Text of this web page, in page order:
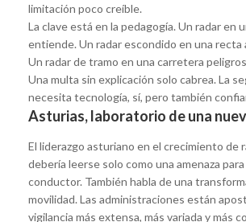
limitación poco creíble.
La clave está en la pedagogía. Un radar en
entiende. Un radar escondido en una recta
Un radar de tramo en una carretera
Una multa sin explicación solo cabrea. La
necesita tecnología, sí, pero también
Asturias, laboratorio de una
El liderazgo asturiano en el crecimiento de
debería leerse solo como una amenaza
conductor. También habla de una
movilidad. Las administraciones están
vigilancia más extensa, más variada y más